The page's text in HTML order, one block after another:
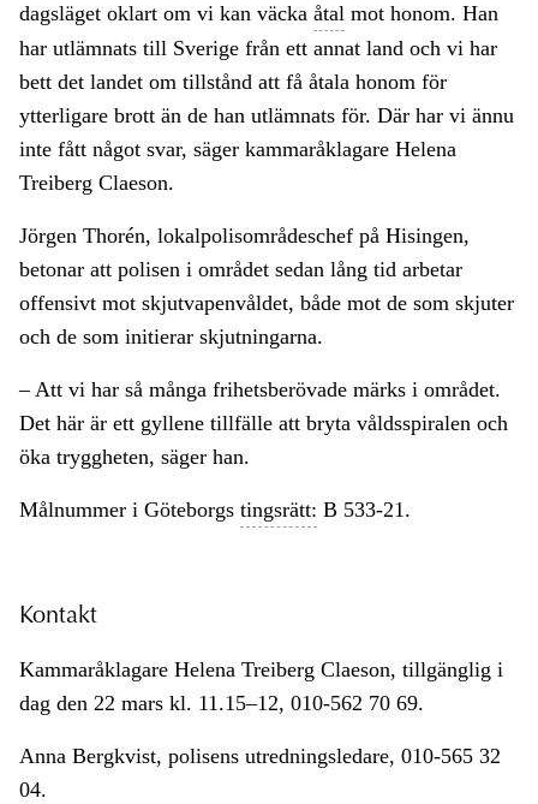
dagsläget oklart om vi kan väcka åtal mot honom. Han
har utlämnats till Sverige från ett annat land och vi har
bett det landet om tillstånd att få åtala honom för
ytterligare brott än de han utlämnats för. Där har vi ännu
inte fått något svar, säger kammaråklagare Helena
Treiberg Claeson.
Jörgen Thorén, lokalpolisområdeschef på Hisingen,
betonar att polisen i området sedan lång tid arbetar
offensivt mot skjutvapenvåldet, både mot de som skjuter
och de som initierar skjutningarna.
– Att vi har så många frihetsberövade märks i området.
Det här är ett gyllene tillfälle att bryta våldsspiralen och
öka tryggheten, säger han.
Målnummer i Göteborgs tingsrätt: B 533-21.
Kontakt
Kammaråklagare Helena Treiberg Claeson, tillgänglig i
dag den 22 mars kl. 11.15–12, 010-562 70 69.
Anna Bergkvist, polisens utredningsledare, 010-565 32
04.